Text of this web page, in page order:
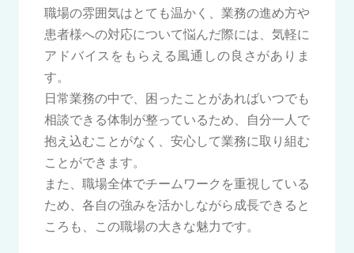
職場の雰囲気はとても温かく、業務の進め方や
患者様への対応について悩んだ際には、気軽に
アドバイスをもらえる風通しの良さがありま
す。
日常業務の中で、困ったことがあればいつでも
相談できる体制が整っているため、自分一人で
抱え込むことがなく、安心して業務に取り組む
ことができます。
また、職場全体でチームワークを重視している
ため、各自の強みを活かしながら成長できると
ころも、この職場の大きな魅力です。